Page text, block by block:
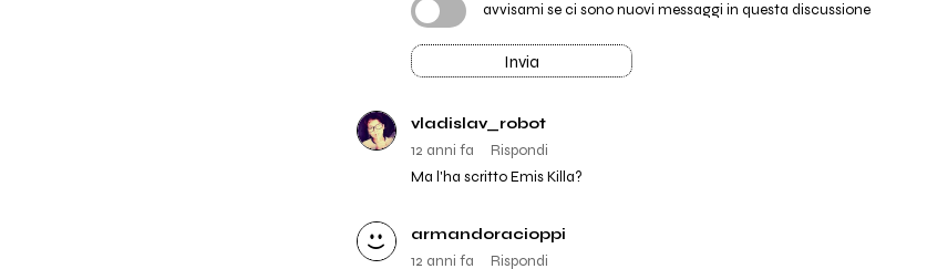
avvisami se ci sono nuovi messaggi in questa discussione
Invia
vladislav_robot
12 anni fa
Rispondi
Ma l'ha scritto Emis Killa?
armandoracioppi
12 anni fa
Rispondi